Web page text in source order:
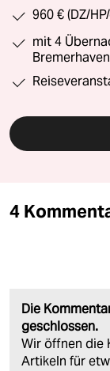
960 € (DZ/
mit 4
Bremerhaven
4
Die
geschlossen.
Wir öffnen die
Artikeln für